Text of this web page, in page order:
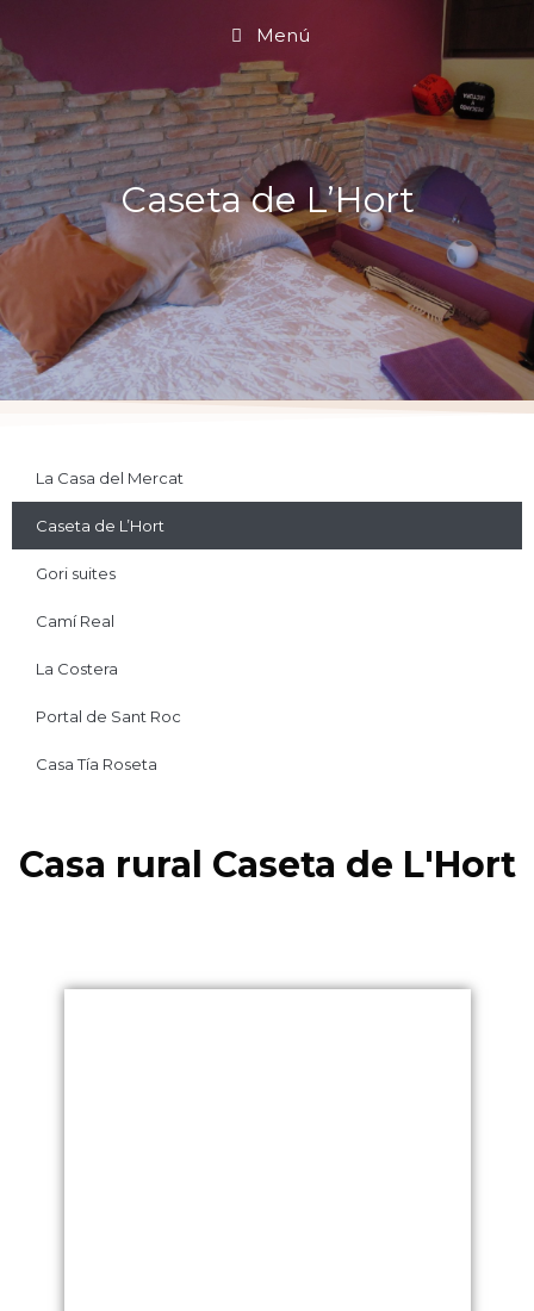
Menú
Caseta de L’Hort
La Casa del Mercat
Caseta de L’Hort
Gori suites
Camí Real
La Costera
Portal de Sant Roc
Casa Tía Roseta
Casa rural Caseta de L'Hort